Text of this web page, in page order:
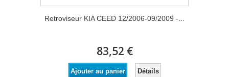
Retroviseur KIA CEED 12/2006-09/2009 -...
83,52 €
Ajouter au panier Détails